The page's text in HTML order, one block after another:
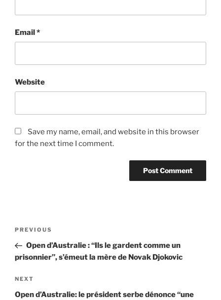
Email*
Website
Save my name, email, and website in this browser
for the next time I comment.
Previous
Post
PREVIOUS
Open d’Australie : “Ils le gardent comme un
prisonnier”, s’émeut la mère de Novak Djokovic
Next
Post
NEXT
Open d’Australie: le président serbe dénonce “une